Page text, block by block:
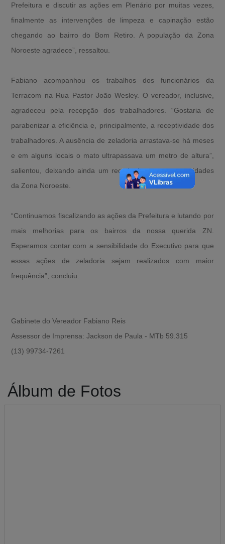
Prefeitura e discutir as ações em Plenário por muitas vezes,
finalmente as intervenções de limpeza e capinação estão
chegando ao bairro do Bom Retiro. A população da Zona
Noroeste agradece”, ressaltou.
Fabiano acompanhou os trabalhos dos funcionários da
Terracom na Rua Pastor João Wesley. O vereador, inclusive,
agradeceu pela recepção dos trabalhadores. “Gostaria de
parabenizar a eficiência e, principalmente, a receptividade dos
trabalhadores. A ausência de zeladoria arrastava-se há meses
e em alguns locais o mato ultrapassava um metro de altura”,
salientou, deixando ainda um recado às outras comunidades
da Zona Noroeste.
“Continuamos fiscalizando as ações da Prefeitura e lutando por
mais melhorias para os bairros da nossa querida ZN.
Esperamos contar com a sensibilidade do Executivo para que
essas ações de zeladoria sejam realizados com maior
frequência”, concluiu.
Gabinete do Vereador Fabiano Reis
Assessor de Imprensa: Jackson de Paula - MTb 59.315
(13) 99734-7261
Álbum de Fotos